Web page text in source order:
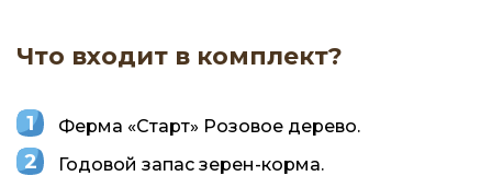
Что входит в комплект?
Ферма «Старт» Розовое дерево.
Годовой запас зерен-корма.